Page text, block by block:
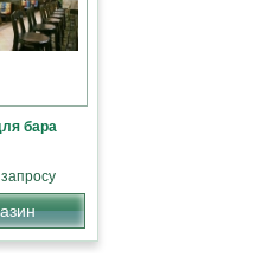
бара